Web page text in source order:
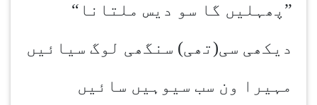
” پھہلیں گا سو دیس ملتانا “
دیکھی سی(تھی) سنگھی لوگ سیائیں
مہیرا ون سب سیوہیں سائیں